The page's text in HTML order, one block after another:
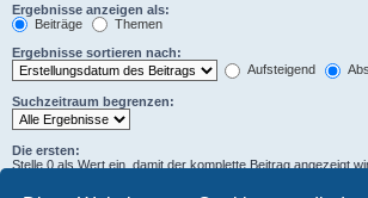
Ergebnisse anzeigen als:
Beiträge
Themen
Ergebnisse sortieren nach:
Aufsteigend
Suchzeitraum begrenzen:
Die ersten:
Stelle 0 als Wert ein, damit der komplette Beitrag angezeigt